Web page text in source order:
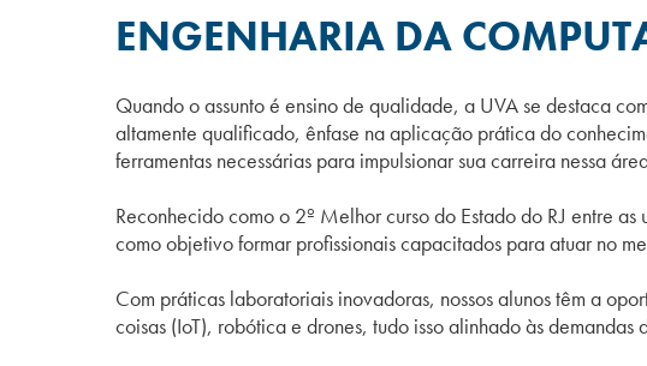
ENGENHARIA DA
Quando o assunto é ensino de qualidade, a UVA se destaca
altamente qualificado, ênfase na aplicação prática do
ferramentas necessárias para impulsionar sua carreira nessa
Reconhecido como o 2º Melhor curso do Estado do RJ entre
como objetivo formar profissionais capacitados para atuar no
Com práticas laboratoriais inovadoras, nossos alunos têm a
coisas (IoT), robótica e drones, tudo isso alinhado às